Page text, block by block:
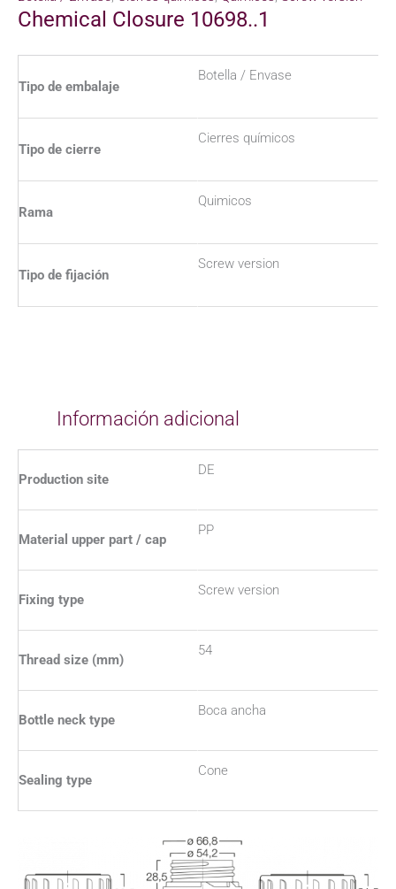
Chemical Closure 10698..1
Tipo de embalaje
Botella / Envase
Tipo de cierre
Cierres químicos
Rama
Quimicos
Tipo de fijación
Screw version
Información adicional
Production site
DE
Material upper part / cap
PP
Fixing type
Screw version
Thread size (mm)
54
Bottle neck type
Boca ancha
Sealing type
Cone